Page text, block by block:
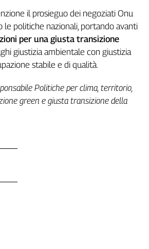
il prosieguo dei negoziati Onu
le politiche nazionali, portando avanti
per una giusta transizione
giustizia ambientale con giustizia
stabile e di qualità.
Politiche per clima, territorio,
green e giusta transizione della